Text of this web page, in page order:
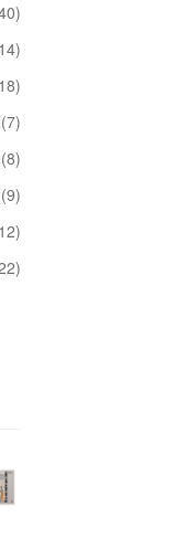
(7)
(8)
(9)